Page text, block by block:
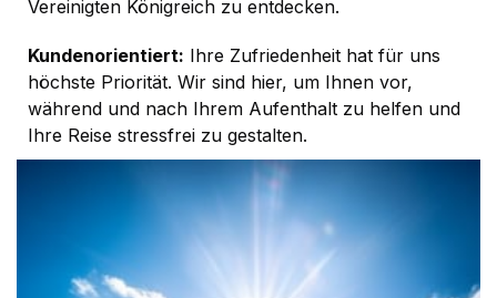
Vereinigten Königreich zu entdecken.
Kundenorientiert: Ihre Zufriedenheit hat für uns
höchste Priorität. Wir sind hier, um Ihnen vor,
während und nach Ihrem Aufenthalt zu helfen und
Ihre Reise stressfrei zu gestalten.